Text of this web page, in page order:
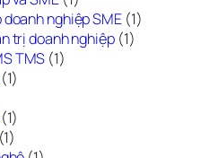
nghiệp SME (1)
trị doanh nghiệp(1)
TMS (1)
(1)